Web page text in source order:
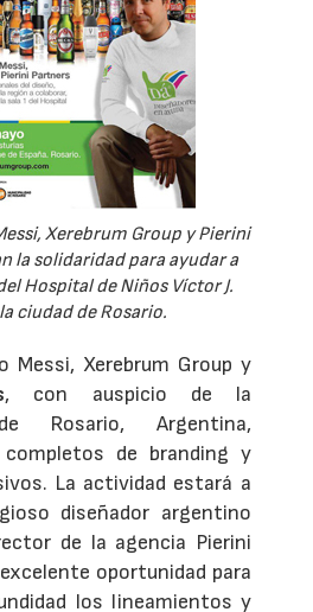
Xerebrum Group y Pierini
la solidaridad para ayudar a
Hospital de Niños Víctor J.
ciudad de Rosario.
Messi, Xerebrum Group y
, con auspicio de la
Rosario, Argentina,
de branding y
La actividad estará a
diseñador argentino
de la agencia Pierini
oportunidad para
los lineamientos y